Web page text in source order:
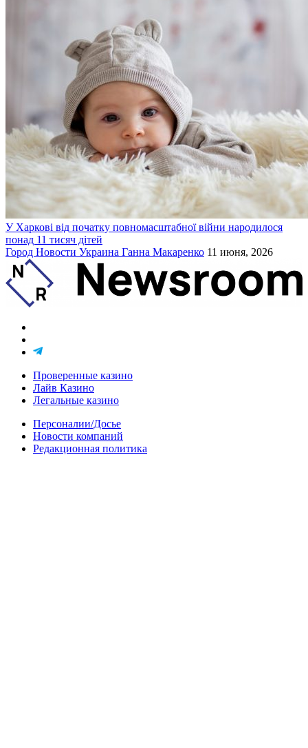
У Харкові від початку повномасштабної війни народилося
понад 11 тисяч дітей
Город Новости Украина Ганна Макаренко 11 июня, 2026
Проверенные казино
Лайв Казино
Легальные казино
Персоналии/Досье
Новости компаний
Редакционная политика